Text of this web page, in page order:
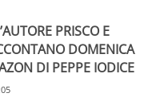
PRISCO E
DOMENICA
DI PEPPE IODICE